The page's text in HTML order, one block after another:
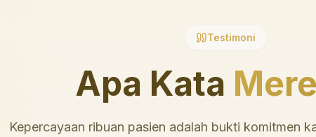
Testimoni
Apa Kata
Kepercayaan ribuan pasien adalah bukti komitmen